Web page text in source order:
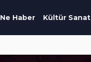
Ne Haber Kültür Sanat